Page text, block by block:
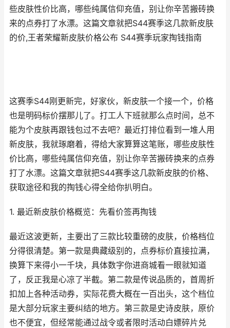
些皮肤性价比高，哪些纯属信仰充值，别让你辛苦搬砖换
来的点券打了水漂。这篇文章就把S44赛季这几款新皮肤
的价,王者荣耀新皮肤价格公布 S44赛季玩家掏钱指南
这赛季S44刚更新完，好家伙，新皮肤一个接一个，价格
也是明码标价摆那儿了。打工人下班就那么点时间，总不
能为个皮肤再跟钱包过不去吧？最近打排位看到一堆人用
新皮肤，我就琢磨着，得给大家算算这笔账，哪些皮肤性
价比高，哪些纯属信仰充值，别让你辛苦搬砖换来的点券
打了水漂。这篇文章就把S44赛季这几款新皮肤的价格、
获取途径和我的掏钱心得全给你扒明白。
1. 最近新皮肤价格概览：先看价签再掏钱
最近这波更新，主要出了三款比较重磅的皮肤，价格档位
分得很清楚。第一款是典藏级别的，点券标价直接拉满，
换算下来得小一千块，具体数字你进商城看一眼就知道
了，反正我是心凉了半截。第二款是传说品质的，首周折
扣加上各种活动券，实际花费大概在一百出头，这个档位
是大部分玩家主要纠结的地方。第三款是史诗皮肤，原价
也不便宜，但经常能通过战令或者限时活动白嫖碎片兑